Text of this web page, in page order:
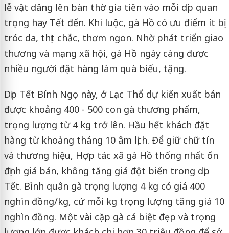
lễ vật dâng lên bàn thờ gia tiên vào mỗi dịp quan
trọng hay Tết đến. Khi luộc, gà Hồ có ưu điểm ít bị
tróc da, thịt chắc, thơm ngon. Nhờ phát triển giao
thương và mạng xã hội, gà Hồ ngày càng được
nhiều người đặt hàng làm quà biếu, tặng.
Dịp Tết Bính Ngọ này, ở Lạc Thổ dự kiến xuất bán
được khoảng 400 - 500 con gà thương phẩm,
trọng lượng từ 4 kg trở lên. Hầu hết khách đặt
hàng từ khoảng tháng 10 âm lịch. Để giữ chữ tín
và thương hiệu, Hợp tác xã gà Hồ thống nhất ổn
định giá bán, không tăng giá đột biến trong dịp
Tết. Bình quân gà trọng lượng 4 kg có giá 400
nghìn đồng/kg, cứ mỗi kg trọng lượng tăng giá 10
nghìn đồng. Một vài cặp gà cá biệt đẹp và trọng